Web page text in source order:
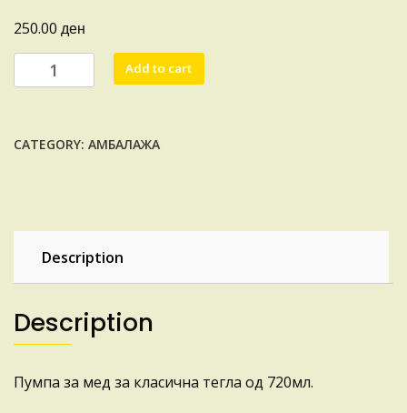
250.00 ден
ПУМПА
ЗА
Add to cart
CATEGORY: АМБАЛАЖА
Description
Description
Пумпа за мед за класична тегла од 720мл.